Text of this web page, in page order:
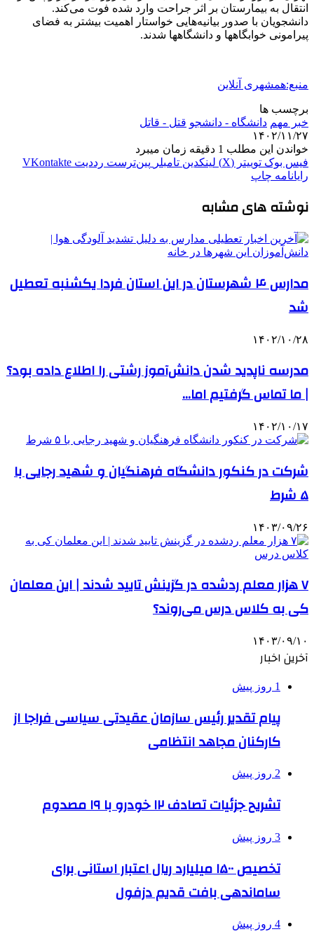
انتقال به بیمارستان بر اثر جراحت وارد شده فوت می‌کند.
دانشجویان با صدور بیانیه‌هایی خواستار اهمیت بیشتر به فضای
پیرامونی خوابگاهها و دانشگاهها شدند.
منبع:همشهری آنلاین
برچسب ها
خبر مهم دانشگاه - دانشجو قتل - قاتل
۱۴۰۲/۱۱/۲۷
خواندن این مطلب 1 دقیقه زمان میبرد
فیس بوک توییتر (X) لینکدین ‫تامبلر ‫پین‌ترست ‫رددیت ‫VKontakte
رایانامه چاپ
نوشته های مشابه
مدارس ۴ شهرستان در این استان فردا یکشنبه تعطیل
شد
۱۴۰۲/۱۰/۲۸
مدرسه ناپدید شدن دانش‌آموز رشتی را اطلاع داده بود؟
| ما تماس گرفتیم اما…
۱۴۰۲/۱۰/۱۷
شرکت در کنکور دانشگاه فرهنگیان و شهید رجایی با
۵ شرط
۱۴۰۳/۰۹/۲۶
۷ هزار معلم ردشده در گزینش تایید شدند | این معلمان
کی به کلاس درس می‌روند؟
۱۴۰۳/۰۹/۱۰
آخرین اخبار
1 روز پیش
پیام تقدیر رئیس سازمان عقیدتی سیاسی فراجا از
کارکنان مجاهد انتظامی
2 روز پیش
تشریح جزئیات تصادف ۱۲ خودرو با ۱۹ مصدوم
3 روز پیش
تخصیص ۱۵۰۰ میلیارد ریال اعتبار استانی برای
ساماندهی بافت قدیم دزفول
4 روز پیش